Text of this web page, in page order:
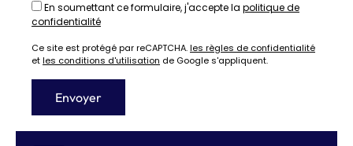
En soumettant ce formulaire, j'accepte la politique de
confidentialité
Ce site est protégé par reCAPTCHA.les règles de confidentialité
etles conditions d'utilisation de Google s'appliquent.